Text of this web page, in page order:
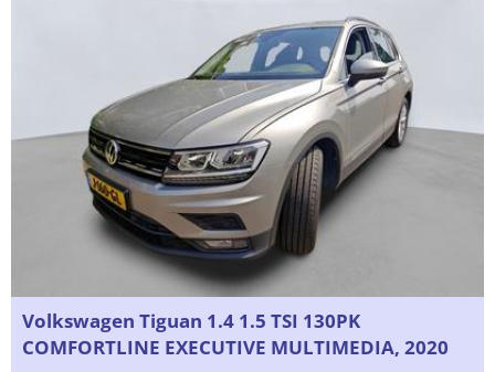
Volkswagen Tiguan 1.4 1.5 TSI 130PK
COMFORTLINE EXECUTIVE MULTIMEDIA, 2020